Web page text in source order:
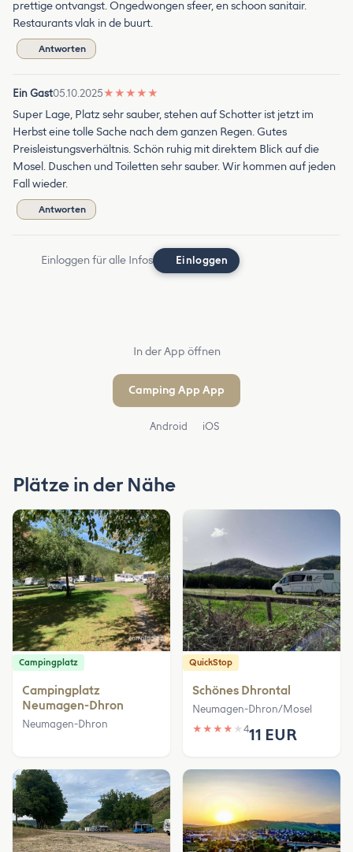
prettige ontvangst. Ongedwongen sfeer, en schoon sanitair.
Restaurants vlak in de buurt.
Antworten
Ein Gast05.10.2025★ ★ ★ ★ ★
Super Lage, Platz sehr sauber, stehen auf Schotter ist jetzt im
Herbst eine tolle Sache nach dem ganzen Regen. Gutes
Preisleistungsverhältnis. Schön ruhig mit direktem Blick auf die
Mosel. Duschen und Toiletten sehr sauber. Wir kommen auf jeden
Fall wieder.
Antworten
Einloggen für alle Infos Einloggen
In der App öffnen
Camping App App
Android iOS
Plätze in der Nähe
Campingplatz
Campingplatz
Neumagen-Dhron
Neumagen-Dhron
QuickStop
Schönes Dhrontal
Neumagen-Dhron/Mosel
★ ★ ★ ★ ★ 411 EUR